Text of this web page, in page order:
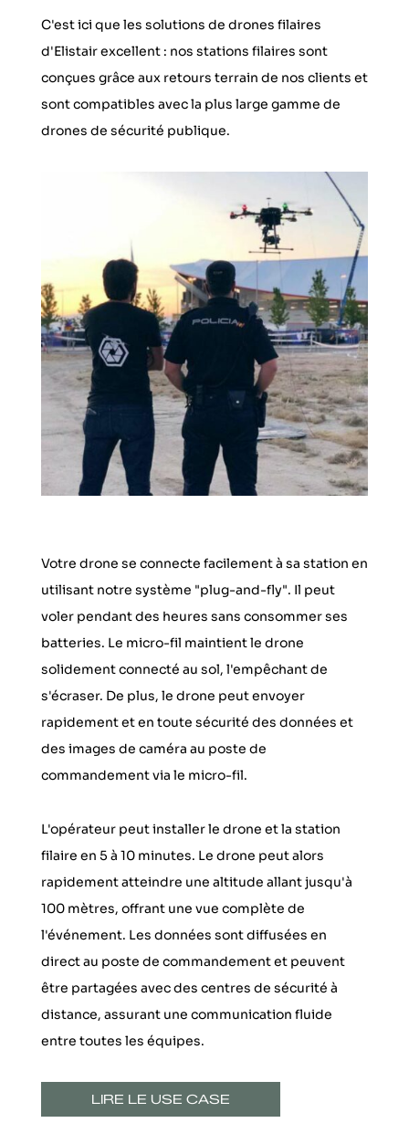
C'est ici que les solutions de drones filaires
d'Elistair excellent : nos stations filaires sont
conçues grâce aux retours terrain de nos clients et
sont compatibles avec la plus large gamme de
drones de sécurité publique.
Votre drone se connecte facilement à sa station en
utilisant notre système "plug-and-fly". Il peut
voler pendant des heures sans consommer ses
batteries. Le micro-fil maintient le drone
solidement connecté au sol, l'empêchant de
s'écraser. De plus, le drone peut envoyer
rapidement et en toute sécurité des données et
des images de caméra au poste de
commandement via le micro-fil.
L'opérateur peut installer le drone et la station
filaire en 5 à 10 minutes. Le drone peut alors
rapidement atteindre une altitude allant jusqu'à
100 mètres, offrant une vue complète de
l'événement. Les données sont diffusées en
direct au poste de commandement et peuvent
être partagées avec des centres de sécurité à
distance, assurant une communication fluide
entre toutes les équipes.
LIRE LE USE CASE